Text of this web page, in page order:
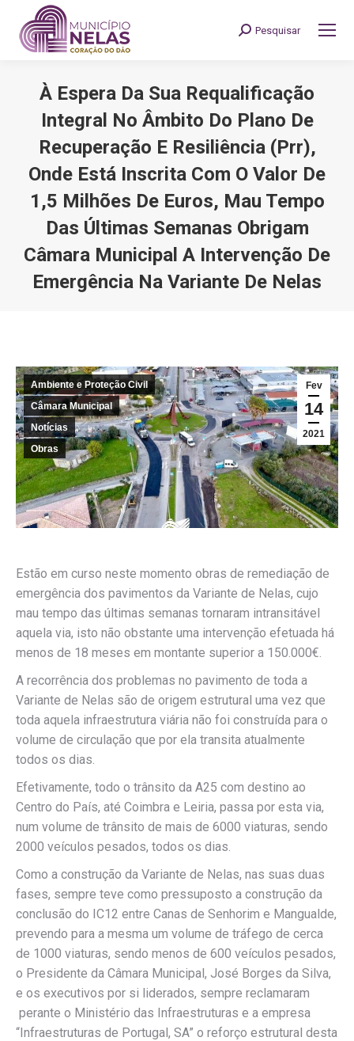
Search:
Pesquisar
À Espera Da Sua Requalificação
Integral No Âmbito Do Plano De
Recuperação E Resiliência (Prr),
Onde Está Inscrita Com O Valor De
1,5 Milhões De Euros, Mau Tempo
Das Últimas Semanas Obrigam
Câmara Municipal A Intervenção De
Emergência Na Variante De Nelas
Fev
14
2021
Ambiente e Proteção Civil
Câmara Municipal
Notícias
Obras
Estão em curso neste momento obras de remediação de
emergência dos pavimentos da Variante de Nelas, cujo
mau tempo das últimas semanas tornaram intransitável
aquela via, isto não obstante uma intervenção efetuada há
menos de 18 meses em montante superior a 150.000€.
A recorrência dos problemas no pavimento de toda a
Variante de Nelas são de origem estrutural uma vez que
toda aquela infraestrutura viária não foi construída para o
volume de circulação que por ela transita atualmente
todos os dias.
Efetivamente, todo o trânsito da A25 com destino ao
Centro do País, até Coimbra e Leiria, passa por esta via,
num volume de trânsito de mais de 6000 viaturas, sendo
2000 veículos pesados, todos os dias.
Como a construção da Variante de Nelas, nas suas duas
fases, sempre teve como pressuposto a construção da
conclusão do IC12 entre Canas de Senhorim e Mangualde,
prevendo para a mesma um volume de tráfego de cerca
de 1000 viaturas, sendo menos de 600 veículos pesados,
o Presidente da Câmara Municipal, José Borges da Silva,
e os executivos por si liderados, sempre reclamaram
perante o Ministério das Infraestruturas e a empresa
“Infraestruturas de Portugal, SA” o reforço estrutural desta